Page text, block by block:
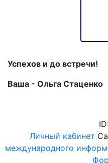
Успехов и до встречи!
Ваша - Ольга Стаценко
Личный кабинет
международного